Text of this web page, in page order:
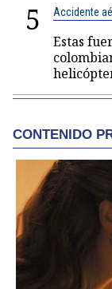
5 Accidente
Estas